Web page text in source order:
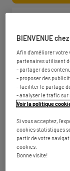
14.54
km
8500
Les
villes à
Trouver un
BIENVENUE
Afin d'améliorer votre
partenaires utilisent
- partager des
- proposer des
- faciliter le partage
- analyser le trafic sur
Voir la politique
Si vous acceptez,
cookies statistiques
partir de votre
cookies.
Bonne visite!